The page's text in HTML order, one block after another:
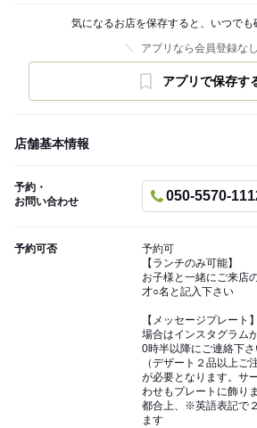
気になるお店を保存すると、いつでも
アプリなら会員登録なし
アプリで保存す
店舗基本情報
予約・
お問い合わせ
050-5570-
予約可否
予約可
【ランチのみ可能】
お子様と一緒にご来店
才○名と記入下さい
【メッセージプレー
場合はインスタグラム
0時半以降にご連絡下さ
（デザート２品以上ご
が必要となります。サ
わせもプレートに飾り
都合上、※英語表記で
ます